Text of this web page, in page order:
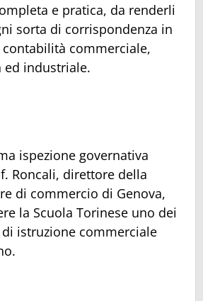
e pratica, da renderli
sorta di corrispondenza in
commerciale,
industriale.
ispezione governativa
Roncali, direttore della
di commercio di Genova,
la Scuola Torinese uno dei
istruzione commerciale